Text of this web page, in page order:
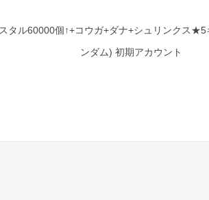
タル60000個↑+コウガ+ダナ+シュリンクス★5
ンダム) 初期アカウント